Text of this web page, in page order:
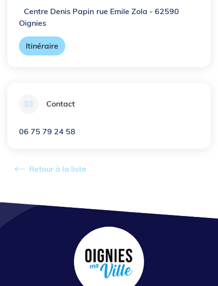
Centre Denis Papin rue Emile Zola - 62590
Oignies
Itinéraire
Contact
06 75 79 24 58
Retour à la liste
Retour à la liste